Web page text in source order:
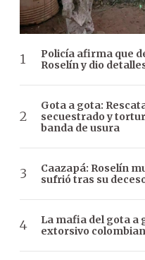
Policía afirma que
Roselín y dio
Gota a gota:
secuestrado y
banda de usura
Caazapá: Roselín
sufrió tras su
La mafia del gota a
extorsivo